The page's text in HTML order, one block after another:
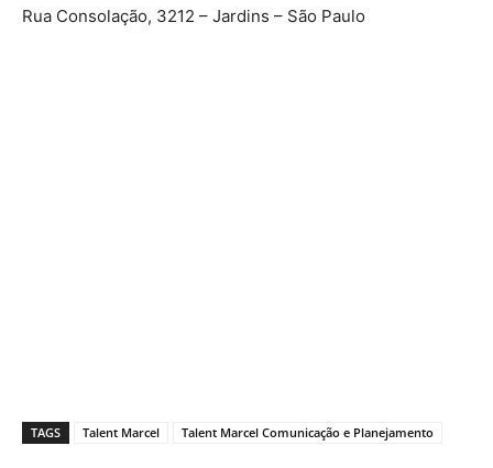
Rua Consolação, 3212 – Jardins – São Paulo
TAGS Talent Marcel Talent Marcel Comunicação e Planejamento